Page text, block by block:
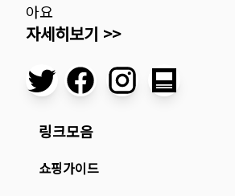
아요
자세히보기 >>
링크모음
쇼핑가이드